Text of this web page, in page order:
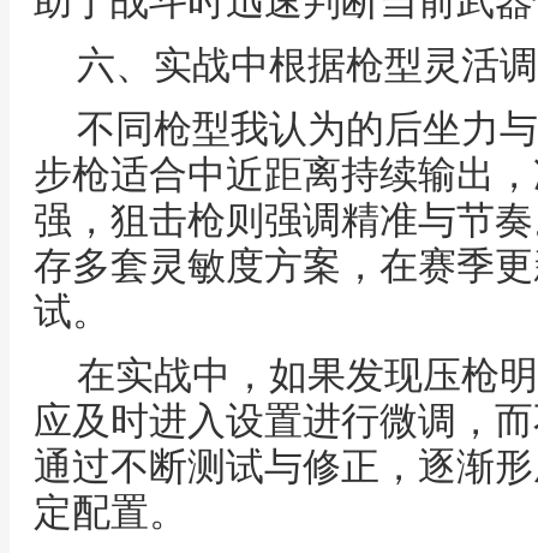
六、实战中根据枪型灵活
不同枪型我认为的后坐力
步枪适合中近距离持续输出
强，狙击枪则强调精准与节
存多套灵敏度方案，在赛季
试。
在实战中，如果发现压枪
应及时进入设置进行微调，
通过不断测试与修正，逐渐
定配置。